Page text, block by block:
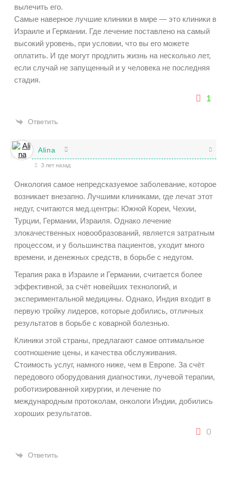
вылечить его.
Самые наверное лучшие клиники в мире — это клиники в
Израиле и Германии. Где лечение поставлено на самый
высокий уровень, при условии, что вы его можете
оплатить. И где могут продлить жизнь на несколько лет,
если случай не запущенный и у человека не последняя
стадия.
1
Ответить
Alina
3 лет назад
Онкология самое непредсказуемое заболевание, которое
возникает внезапно. Лучшими клиниками, где лечат этот
недуг, считаются мед.центры: Южной Кореи, Чехии,
Турции, Германии, Израиля. Однако лечение
злокачественных новообразований, является затратным
процессом, и у большинства пациентов, уходит много
времени, и денежных средств, в борьбе с недугом.
Терапия рака в Израиле и Германии, считается более
эффективной, за счёт новейших технологий, и
экспериментальной медицины. Однако, Индия входит в
первую тройку лидеров, которые добились, отличных
результатов в борьбе с коварной болезнью.
Клиники этой страны, предлагают самое оптимальное
соотношение цены, и качества обслуживания.
Стоимость услуг, намного ниже, чем в Европе. За счёт
передового оборудования диагностики, лучевой терапии,
роботизированной хирургии, и лечение по
международным протоколам, онкологи Индии, добились
хороших результатов.
0
Ответить